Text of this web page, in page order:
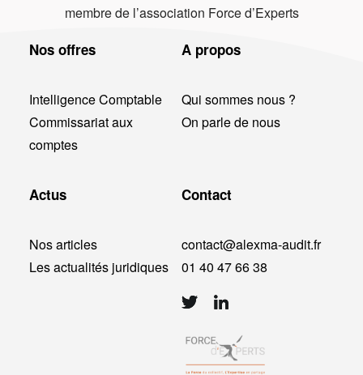
membre de l’association Force d’Experts
Nos offres
Intelligence Comptable
Commissariat aux
comptes
A propos
Qui sommes nous ?
On parle de nous
Actus
Nos articles
Les actualités juridiques
Contact
contact@alexma-audit.fr
01 40 47 66 38